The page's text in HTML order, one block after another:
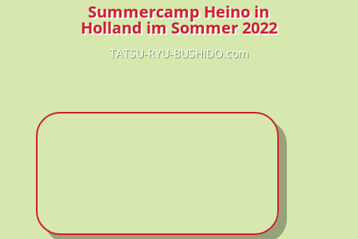
Summercamp Heino in
Holland im Sommer 2022
TATSU-RYU-BUSHIDO.com